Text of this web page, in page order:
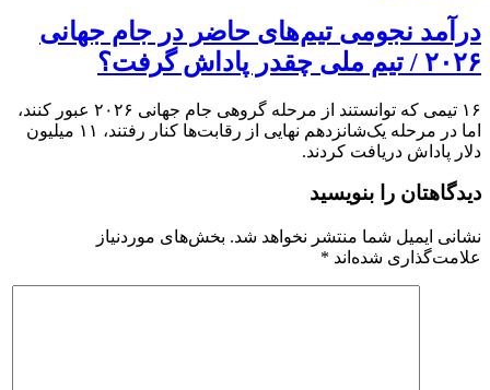
درآمد نجومی تیم‌های حاضر در جام جهانی
۲۰۲۶ / تیم ملی چقدر پاداش گرفت؟
۱۶ تیمی که توانستند از مرحله گروهی جام جهانی ۲۰۲۶ عبور کنند،
اما در مرحله یک‌شانزدهم نهایی از رقابت‌ها کنار رفتند، ۱۱ میلیون
دلار پاداش دریافت کردند.
دیدگاهتان را بنویسید
نشانی ایمیل شما منتشر نخواهد شد. بخش‌های موردنیاز
علامت‌گذاری شده‌اند *